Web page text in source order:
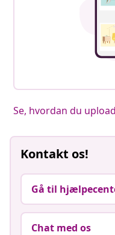
Se, hvordan du
Kontakt os!
Gå til
Chat med os